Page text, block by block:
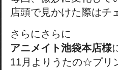
店頭で見かけた際はチ
さらにさらに
アニメイト池袋本店様
11月よりうたの☆プリ